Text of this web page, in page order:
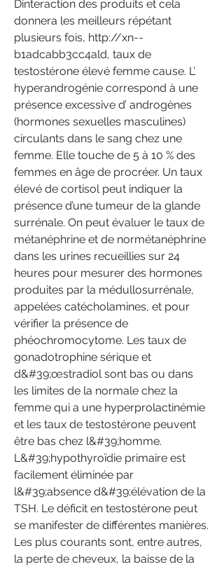
Dinteraction des produits et cela
donnera les meilleurs répétant
plusieurs fois, http://xn--
b1adcabb3cc4ald, taux de
testostérone élevé femme cause. L’
hyperandrogénie correspond à une
présence excessive d’ androgènes
(hormones sexuelles masculines)
circulants dans le sang chez une
femme. Elle touche de 5 à 10 % des
femmes en âge de procréer. Un taux
élevé de cortisol peut indiquer la
présence d’une tumeur de la glande
surrénale. On peut évaluer le taux de
métanéphrine et de normétanéphrine
dans les urines recueillies sur 24
heures pour mesurer des hormones
produites par la médullosurrénale,
appelées catécholamines, et pour
vérifier la présence de
phéochromocytome. Les taux de
gonadotrophine sérique et
d&#39;œstradiol sont bas ou dans
les limites de la normale chez la
femme qui a une hyperprolactinémie
et les taux de testostérone peuvent
être bas chez l&#39;homme.
L&#39;hypothyroïdie primaire est
facilement éliminée par
l&#39;absence d&#39;élévation de la
TSH. Le déficit en testostérone peut
se manifester de différentes manières.
Les plus courants sont, entre autres,
la perte de cheveux, la baisse de la